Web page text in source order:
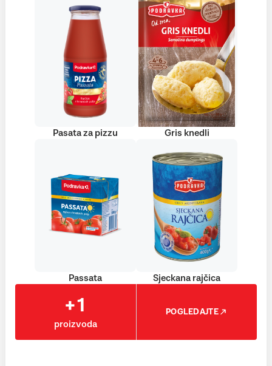
Pasata za pizzu Gris knedli
Passata Sjeckana rajčica
+1
proizvoda
POGLEDAJTE